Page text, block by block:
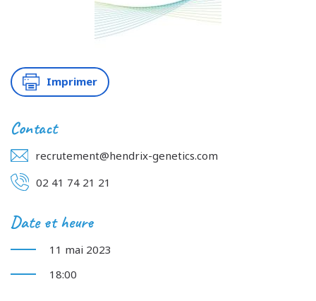
Imprimer
Contact
recrutement@hendrix-genetics.com
02 41 74 21 21
Date et heure
11 mai 2023
18:00